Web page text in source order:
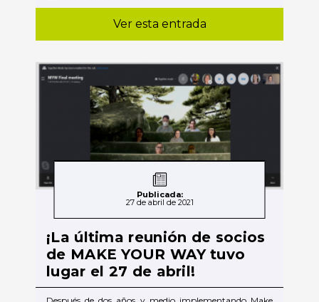
Ver esta entrada
Publicada:
27 de abril de 2021
¡La última reunión de socios
de MAKE YOUR WAY tuvo
lugar el 27 de abril!